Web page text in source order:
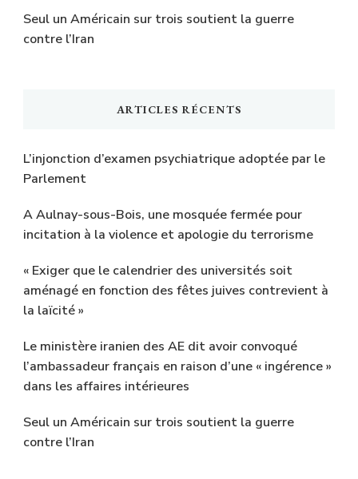
Seul un Américain sur trois soutient la guerre
contre l’Iran
ARTICLES RÉCENTS
L’injonction d’examen psychiatrique adoptée par le
Parlement
A Aulnay-sous-Bois, une mosquée fermée pour
incitation à la violence et apologie du terrorisme
« Exiger que le calendrier des universités soit
aménagé en fonction des fêtes juives contrevient à
la laïcité »
Le ministère iranien des AE dit avoir convoqué
l’ambassadeur français en raison d’une « ingérence »
dans les affaires intérieures
Seul un Américain sur trois soutient la guerre
contre l’Iran